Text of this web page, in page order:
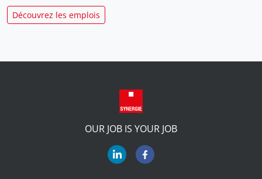
Découvrez les emplois
OUR JOB IS YOUR JOB